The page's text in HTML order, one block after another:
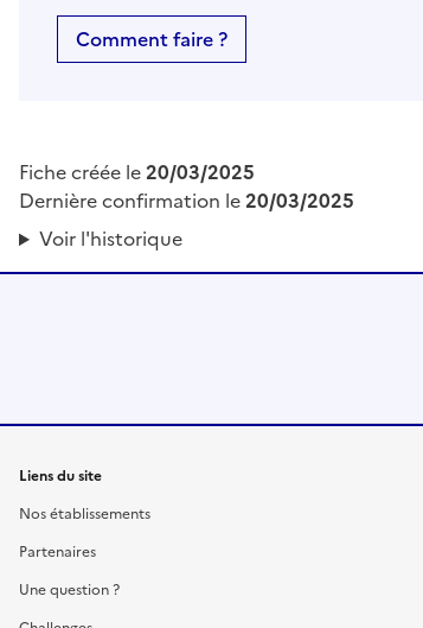
Comment faire ?
Fiche créée le20/03/2025
Dernière confirmation le20/03/2025
Voir l'historique
Liens du site
Nos établissements
Partenaires
Une question ?